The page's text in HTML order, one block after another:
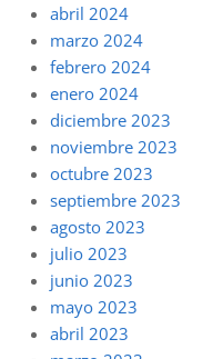
abril 2024
marzo 2024
febrero 2024
enero 2024
diciembre 2023
noviembre 2023
octubre 2023
septiembre 2023
agosto 2023
julio 2023
junio 2023
mayo 2023
abril 2023